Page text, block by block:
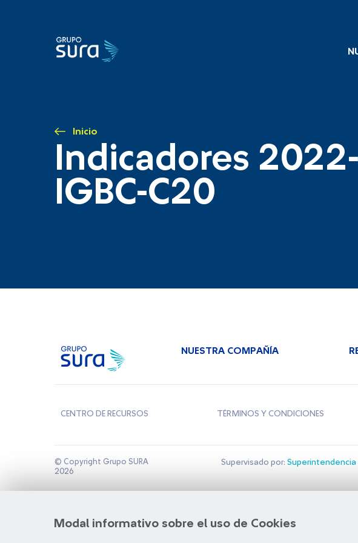
Inicio
Indicadores
IGBC-C20
Modal informativo sobre el uso de Cookies
NUESTRA COMPAÑÍA
CENTRO DE RECURSOS TÉRMINOS Y CONDICIONES
© Copyright Grupo SURA
2026
Supervisado por: Superintendencia